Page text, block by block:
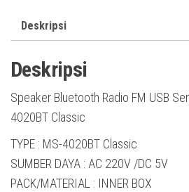
Deskripsi
Deskripsi
Speaker Bluetooth Radio FM USB
4020BT Classic
TYPE : MS-4020BT Classic
SUMBER DAYA : AC 220V /DC 5V
PACK/MATERIAL : INNER BOX